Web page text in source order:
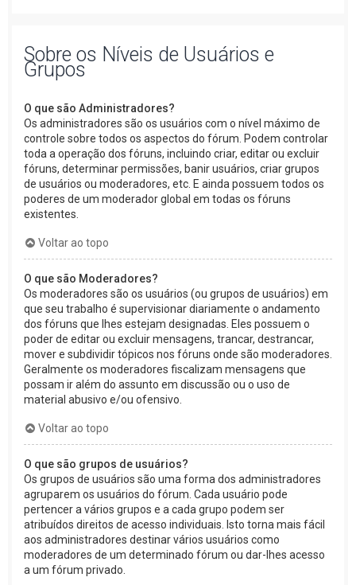
Sobre os Níveis de Usuários e
Grupos
O que são Administradores?
Os administradores são os usuários com o nível máximo de
controle sobre todos os aspectos do fórum. Podem controlar
toda a operação dos fóruns, incluindo criar, editar ou excluir
fóruns, determinar permissões, banir usuários, criar grupos
de usuários ou moderadores, etc. E ainda possuem todos os
poderes de um moderador global em todas os fóruns
existentes.
Voltar ao topo
O que são Moderadores?
Os moderadores são os usuários (ou grupos de usuários) em
que seu trabalho é supervisionar diariamente o andamento
dos fóruns que lhes estejam designadas. Eles possuem o
poder de editar ou excluir mensagens, trancar, destrancar,
mover e subdividir tópicos nos fóruns onde são moderadores.
Geralmente os moderadores fiscalizam mensagens que
possam ir além do assunto em discussão ou o uso de
material abusivo e/ou ofensivo.
Voltar ao topo
O que são grupos de usuários?
Os grupos de usuários são uma forma dos administradores
agruparem os usuários do fórum. Cada usuário pode
pertencer a vários grupos e a cada grupo podem ser
atribuídos direitos de acesso individuais. Isto torna mais fácil
aos administradores destinar vários usuários como
moderadores de um determinado fórum ou dar-lhes acesso
a um fórum privado.